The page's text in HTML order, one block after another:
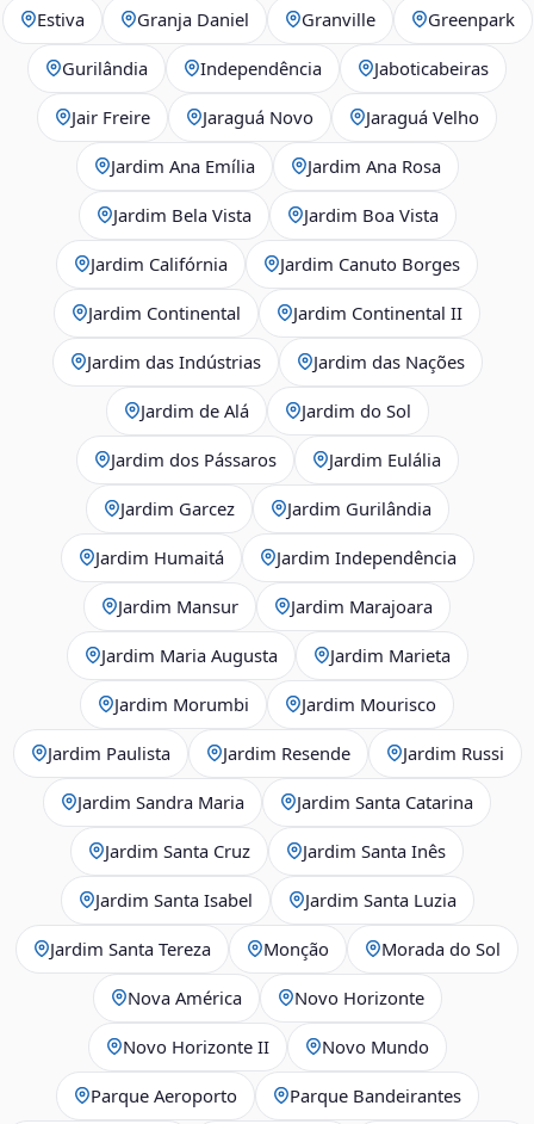
Estiva Granja Daniel Granville Greenpark
Gurilândia Independência Jaboticabeiras
Jair Freire Jaraguá Novo Jaraguá Velho
Jardim Ana Emília Jardim Ana Rosa
Jardim Bela Vista Jardim Boa Vista
Jardim Califórnia Jardim Canuto Borges
Jardim Continental Jardim Continental II
Jardim das Indústrias Jardim das Nações
Jardim de Alá Jardim do Sol
Jardim dos Pássaros Jardim Eulália
Jardim Garcez Jardim Gurilândia
Jardim Humaitá Jardim Independência
Jardim Mansur Jardim Marajoara
Jardim Maria Augusta Jardim Marieta
Jardim Morumbi Jardim Mourisco
Jardim Paulista Jardim Resende Jardim Russi
Jardim Sandra Maria Jardim Santa Catarina
Jardim Santa Cruz Jardim Santa Inês
Jardim Santa Isabel Jardim Santa Luzia
Jardim Santa Tereza Monção Morada do Sol
Nova América Novo Horizonte
Novo Horizonte II Novo Mundo
Parque Aeroporto Parque Bandeirantes